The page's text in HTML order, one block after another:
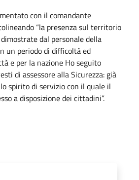
con il comandante
“la presenza sul territorio
dal personale della
un periodo di difficoltà ed
e per la nazione Ho seguito
di assessore alla Sicurezza: già
spirito di servizio con il quale il
a disposizione dei cittadini”.